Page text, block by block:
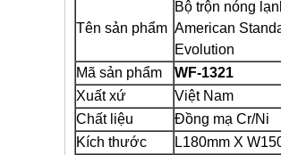
Tên sản phẩm
Bộ trộn nóng
American
Evolution
Mã sản phẩm
WF-1321
Xuất xứ
Việt Nam
Chất liệu
Đồng mạ Cr/Ni
Kích thước
L180mm X